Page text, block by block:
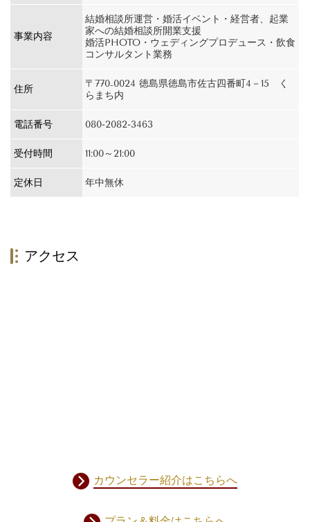
事業内容
結婚相談所運営・婚活イベント・経営者、起業
家への結婚相談所開業支援
婚活PHOTO・ウェディングプロデュース・飲食
コンサルタント業務
住所
〒770₋0024 徳島県徳島市佐古四番町4－15 く
らまち内
電話番号 080-2082-3463
受付時間 11:00～21:00
定休日 年中無休
アクセス
カウンセラー紹介はこちらへ